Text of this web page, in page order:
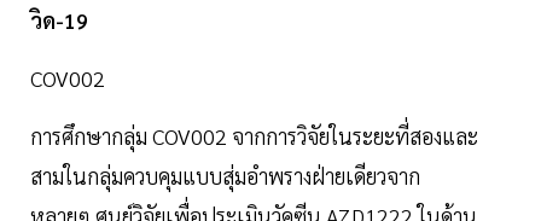
วิด-19
COV002
การศึกษากลุ่ม COV002 จากการวิจัยในระยะที่สองและ
สามในกลุ่มควบคุมแบบสุ่มอำพรางฝ่ายเดียวจาก